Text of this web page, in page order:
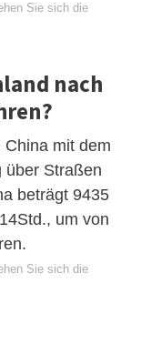
Sie sich die
nach
mit dem
über Straßen
beträgt 9435
um von
Sie sich die